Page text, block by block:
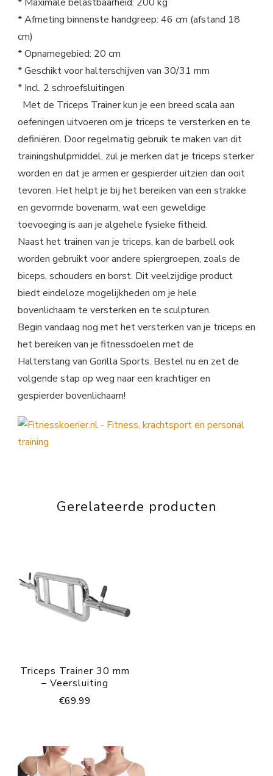
* Afmeting binnenste handgreep: 46 cm (afstand 18
cm)
* Opnamegebied: 20 cm
* Geschikt voor halterschijven van 30/31 mm
* Incl. 2 schroefsluitingen
Met de Triceps Trainer kun je een breed scala aan
oefeningen uitvoeren om je triceps te versterken en te
definiëren. Door regelmatig gebruik te maken van dit
trainingshulpmiddel, zul je merken dat je triceps sterker
worden en dat je armen er gespierder uitzien dan ooit
tevoren. Het helpt je bij het bereiken van een strakke
en gevormde bovenarm, wat een geweldige
toevoeging is aan je algehele fysieke fitheid.
Naast het trainen van je triceps, kan de barbell ook
worden gebruikt voor andere spiergroepen, zoals de
biceps, schouders en borst. Dit veelzijdige product
biedt eindeloze mogelijkheden om je hele
bovenlichaam te versterken en te sculpturen.
Begin vandaag nog met het versterken van je triceps en
het bereiken van je fitnessdoelen met de
Halterstang van Gorilla Sports. Bestel nu en zet de
volgende stap op weg naar een krachtiger en
gespierder bovenlichaam!
Gerelateerde producten
Triceps Trainer 30 mm
– Veersluiting
€69.99